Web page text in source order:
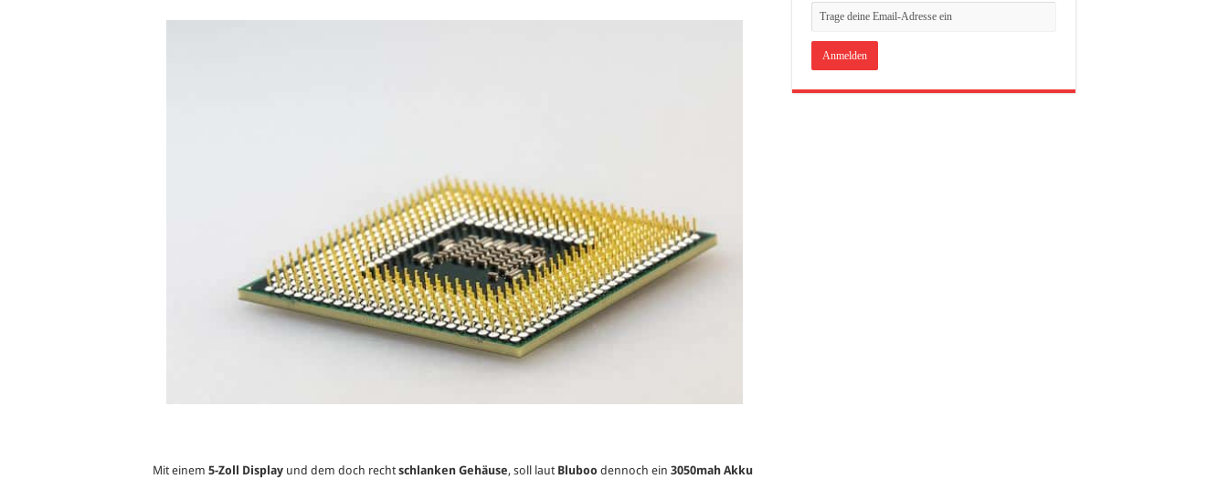
Mit einem 5-Zoll Display und dem doch rechtschlanken Gehäuse, soll laut Bluboo dennoch ein 3050mah Akku